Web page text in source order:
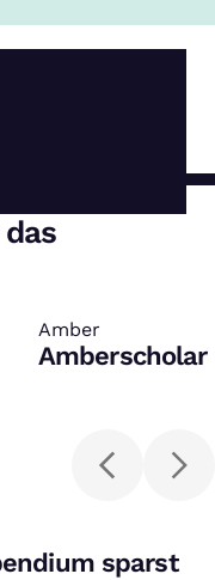
Amber
:
Amberscholar
sparst